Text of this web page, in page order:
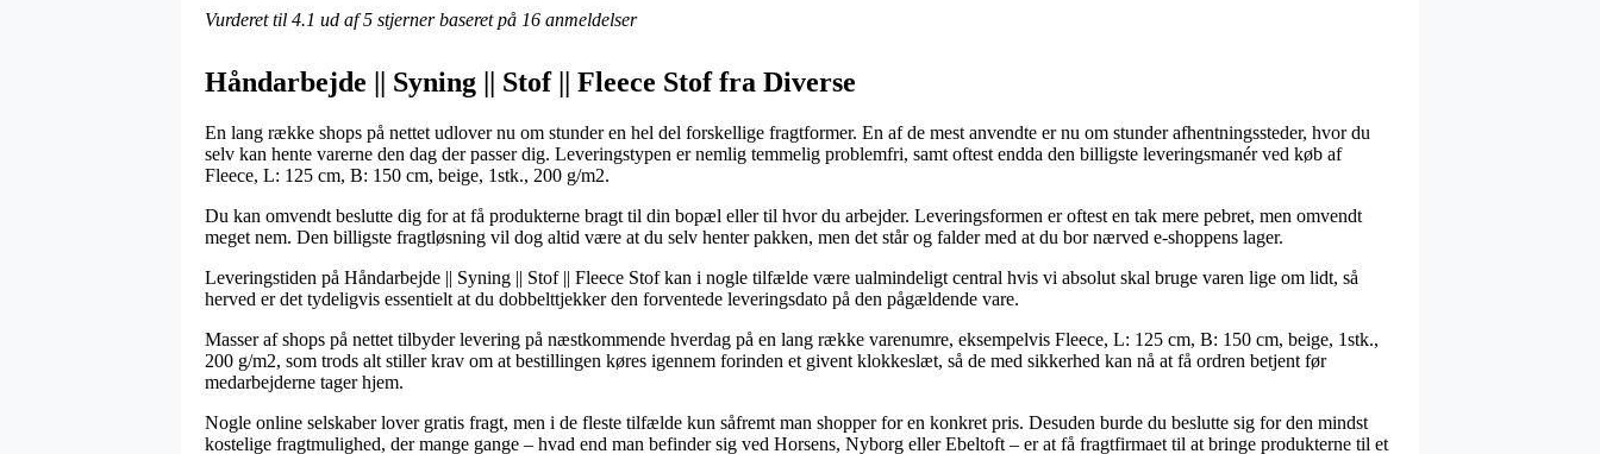
Vurderet til 4.1 ud af 5 stjerner baseret på 16 anmeldelser
Håndarbejde || Syning || Stof || Fleece Stof fra Diverse
En lang række shops på nettet udlover nu om stunder en hel del forskellige fragtformer. En af de mest anvendte er nu om stunder afhentningssteder, hvor du
selv kan hente varerne den dag der passer dig. Leveringstypen er nemlig temmelig problemfri, samt oftest endda den billigste leveringsmanér ved køb af
Fleece, L: 125 cm, B: 150 cm, beige, 1stk., 200 g/m2.
Du kan omvendt beslutte dig for at få produkterne bragt til din bopæl eller til hvor du arbejder. Leveringsformen er oftest en tak mere pebret, men omvendt
meget nem. Den billigste fragtløsning vil dog altid være at du selv henter pakken, men det står og falder med at du bor nærved e-shoppens lager.
Leveringstiden på Håndarbejde || Syning || Stof || Fleece Stof kan i nogle tilfælde være ualmindeligt central hvis vi absolut skal bruge varen lige om lidt, så
herved er det tydeligvis essentielt at du dobbelttjekker den forventede leveringsdato på den pågældende vare.
Masser af shops på nettet tilbyder levering på næstkommende hverdag på en lang række varenumre, eksempelvis Fleece, L: 125 cm, B: 150 cm, beige, 1stk.,
200 g/m2, som trods alt stiller krav om at bestillingen køres igennem forinden et givent klokkeslæt, så de med sikkerhed kan nå at få ordren betjent før
medarbejderne tager hjem.
Nogle online selskaber lover gratis fragt, men i de fleste tilfælde kun såfremt man shopper for en konkret pris. Desuden burde du beslutte sig for den mindst
kostelige fragtmulighed, der mange gange – hvad end man befinder sig ved Horsens, Nyborg eller Ebeltoft – er at få fragtfirmaet til at bringe produkterne til et